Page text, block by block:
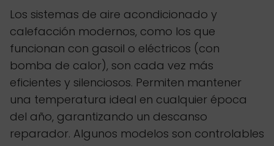
Los sistemas de aire acondicionado y
calefacción modernos, como los que
funcionan con gasoil o eléctricos (con
bomba de calor), son cada vez más
eficientes y silenciosos. Permiten mantener
una temperatura ideal en cualquier época
del año, garantizando un descanso
reparador. Algunos modelos son controlables